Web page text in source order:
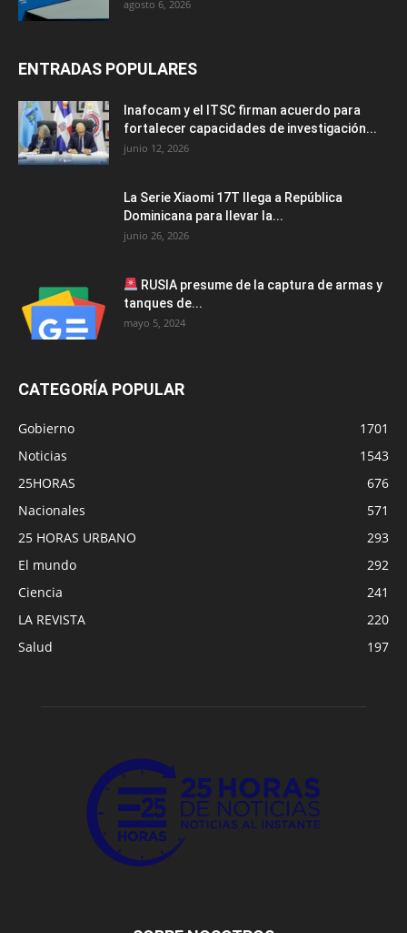
agosto 6, 2026
ENTRADAS POPULARES
Inafocam y el ITSC firman acuerdo para
fortalecer capacidades de investigación...
junio 12, 2026
La Serie Xiaomi 17T llega a República
Dominicana para llevar la...
junio 26, 2026
RUSIA presume de la captura de armas y
tanques de...
mayo 5, 2024
CATEGORÍA POPULAR
Gobierno
1701
Noticias
1543
25HORAS
676
Nacionales
571
25 HORAS URBANO
293
El mundo
292
Ciencia
241
LA REVISTA
220
Salud
197